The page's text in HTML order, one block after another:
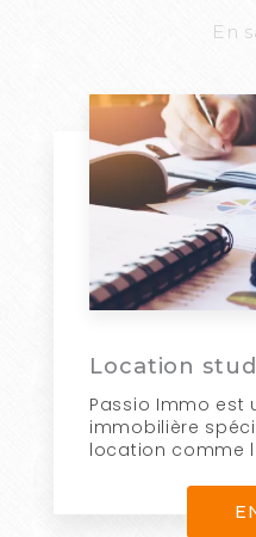
En
Location
Passio Immo est
immobilière
location comme